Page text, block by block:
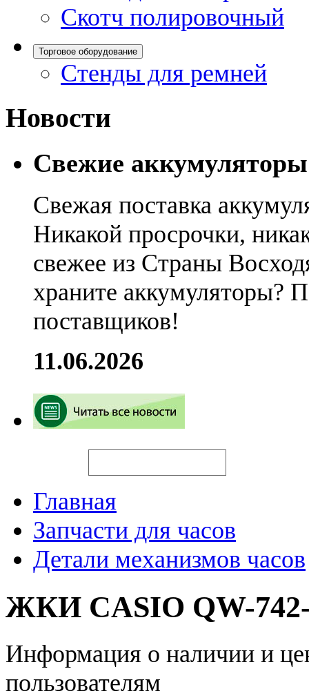
Скотч полировочный
Торговое оборудование
Стенды для ремней
Новости
Свежие
Свежая поставка
Никакой просрочки,
свежее из Страны
храните аккумуляторы?
поставщиков!
11.06.2026
Главная
Запчасти для часов
Детали механизмов часов
ЖКИ CASIO QW-
Информация о наличии и
пользователям